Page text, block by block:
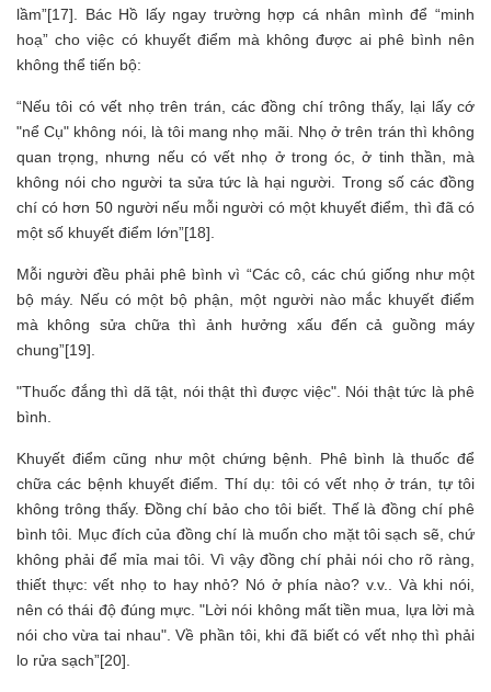
lầm”[17]. Bác Hồ lấy ngay trường hợp cá nhân mình để “minh
hoạ” cho việc có khuyết điểm mà không được ai phê bình nên
không thể tiến bộ:
“Nếu tôi có vết nhọ trên trán, các đồng chí trông thấy, lại lấy cớ
"nể Cụ" không nói, là tôi mang nhọ mãi. Nhọ ở trên trán thì không
quan trọng, nhưng nếu có vết nhọ ở trong óc, ở tinh thần, mà
không nói cho người ta sửa tức là hại người. Trong số các đồng
chí có hơn 50 người nếu mỗi người có một khuyết điểm, thì đã có
một số khuyết điểm lớn”[18].
Mỗi người đều phải phê bình vì “Các cô, các chú giống như một
bộ máy. Nếu có một bộ phận, một người nào mắc khuyết điểm
mà không sửa chữa thì ảnh hưởng xấu đến cả guồng máy
chung”[19].
"Thuốc đắng thì dã tật, nói thật thì được việc". Nói thật tức là phê
bình.
Khuyết điểm cũng như một chứng bệnh. Phê bình là thuốc để
chữa các bệnh khuyết điểm. Thí dụ: tôi có vết nhọ ở trán, tự tôi
không trông thấy. Đồng chí bảo cho tôi biết. Thế là đồng chí phê
bình tôi. Mục đích của đồng chí là muốn cho mặt tôi sạch sẽ, chứ
không phải để mỉa mai tôi. Vì vậy đồng chí phải nói cho rõ ràng,
thiết thực: vết nhọ to hay nhỏ? Nó ở phía nào? v.v.. Và khi nói,
nên có thái độ đúng mực. "Lời nói không mất tiền mua, lựa lời mà
nói cho vừa tai nhau". Về phần tôi, khi đã biết có vết nhọ thì phải
lo rửa sạch”[20].